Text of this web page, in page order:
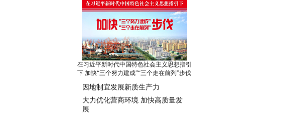
在习近平新时代中国特色社会主义思想指引
下 加快“三个努力建成”“三个走在前列”步伐
因地制宜发展新质生产力
大力优化营商环境 加快高质量发
展